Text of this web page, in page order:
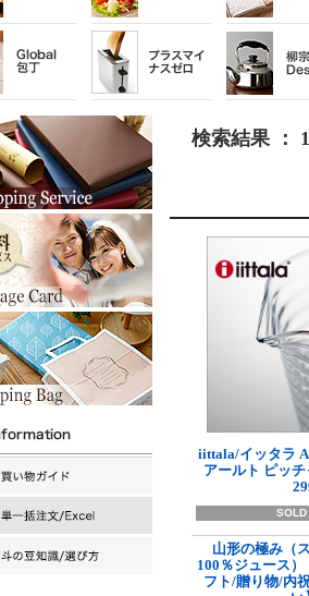
検索結果 ：
iittala/イッタラ
アールト ピッ
SOLD
山形の極み（
100％ジュース
フト/贈り物/内